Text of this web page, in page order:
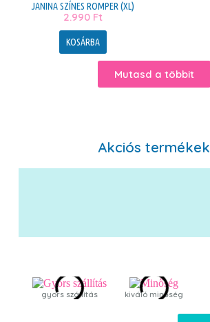
JANINA SZÍNES ROMPER (XL)
2.990 Ft
KOSÁRBA
Mutasd a többit
Akciós termékek
gyors szállítás kiváló minőség